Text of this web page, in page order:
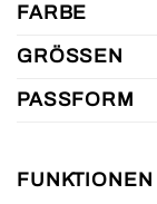
FARBE
GRÖSSEN
PASSFORM
FUNKTIONEN